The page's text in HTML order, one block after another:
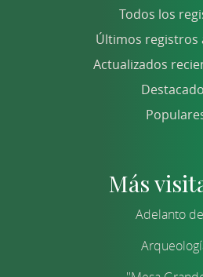
Todos los
Últimos registros
Actualizados
Más
Adelanto